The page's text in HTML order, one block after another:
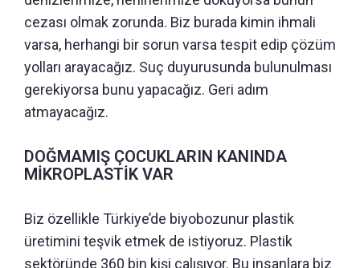
cezası olmak zorunda. Biz burada kimin ihmali
varsa, herhangi bir sorun varsa tespit edip çözüm
yolları arayacağız. Suç duyurusunda bulunulması
gerekiyorsa bunu yapacağız. Geri adım
atmayacağız.
DOĞMAMIŞ ÇOCUKLARIN KANINDA
MİKROPLASTİK VAR
Biz özellikle Türkiye’de biyobozunur plastik
üretimini teşvik etmek de istiyoruz. Plastik
sektöründe 360 bin kişi çalışıyor. Bu insanlara biz